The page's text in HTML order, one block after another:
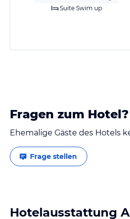
Suite Swim up
Fragen zum Hotel?
Ehemalige Gäste des Hotels
Frage stellen
Hotelausstattung